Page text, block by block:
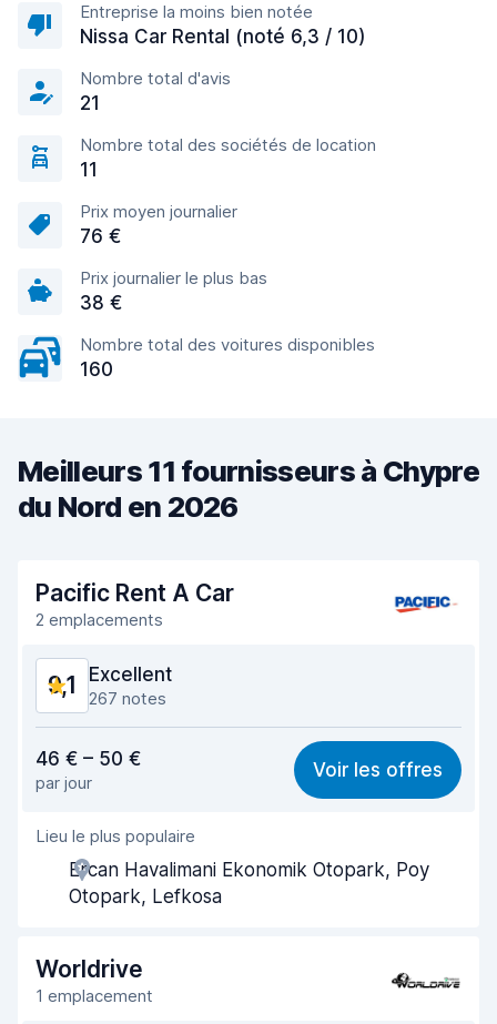
Entreprise la moins bien notée
Nissa Car Rental (noté 6,3 / 10)
Nombre total d'avis
21
Nombre total des sociétés de location
11
Prix moyen journalier
76 €
Prix journalier le plus bas
38 €
Nombre total des voitures disponibles
160
Meilleurs 11 fournisseurs à Chypre
du Nord en 2026
Pacific Rent A Car
2 emplacements
9,1 Excellent
267 notes
8,9
Recherche facile 9,2
Agent serviable
Prise en charge rapide
Propreté de la voiture 8,9
46 € – 50 €
par jour
Voir les offres
Lieu le plus populaire
Ercan Havalimani Ekonomik Otopark, Poy
Otopark, Lefkosa
Worldrive
1 emplacement